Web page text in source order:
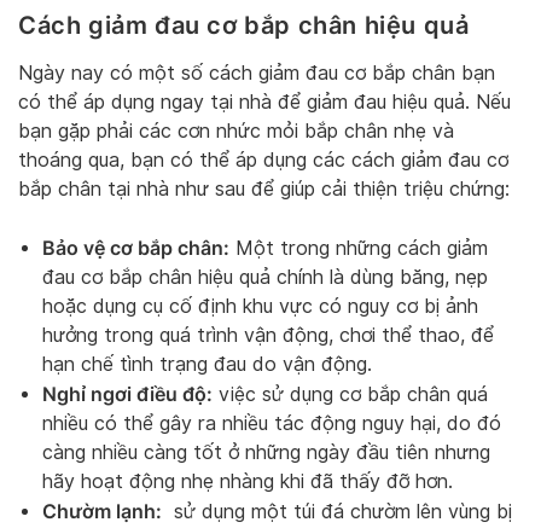
Cách giảm đau cơ bắp chân hiệu quả
Ngày nay có một số cách giảm đau cơ bắp chân bạn
có thể áp dụng ngay tại nhà để giảm đau hiệu quả. Nếu
bạn gặp phải các cơn nhức mỏi bắp chân nhẹ và
thoáng qua, bạn có thể áp dụng các cách giảm đau cơ
bắp chân tại nhà như sau để giúp cải thiện triệu chứng:
Bảo vệ cơ bắp chân: Một trong những cách giảm
đau cơ bắp chân hiệu quả chính là dùng băng, nẹp
hoặc dụng cụ cố định khu vực có nguy cơ bị ảnh
hưởng trong quá trình vận động, chơi thể thao, để
hạn chế tình trạng đau do vận động.
Nghỉ ngơi điều độ: việc sử dụng cơ bắp chân quá
nhiều có thể gây ra nhiều tác động nguy hại, do đó
càng nhiều càng tốt ở những ngày đầu tiên nhưng
hãy hoạt động nhẹ nhàng khi đã thấy đỡ hơn.
Chườm lạnh: sử dụng một túi đá chườm lên vùng bị